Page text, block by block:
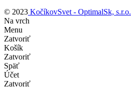
© 2023 KočíkovSvet - OptimalSk, s.r.o.
Na vrch
Menu
Zatvoriť
Košík
Zatvoriť
Späť
Účet
Zatvoriť